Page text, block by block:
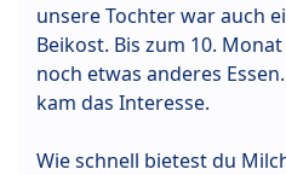
unsere Tochter war auch
Beikost. Bis zum 10.
noch etwas anderes
kam das Interesse.
Wie schnell bietest du